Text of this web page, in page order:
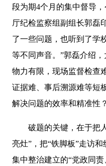
段为期4个月的集中督导
厅纪检监察组副组长郭磊
了一些问题，也听到了学
等不同声音。”郭磊介绍
物力有限，现场监督检查
证据难、事后溯源难等短
解决问题的效率和精准性？
破题的关键，在于把人
亮灶”，把“铁脚板”走访
集中整治建立的“党政同